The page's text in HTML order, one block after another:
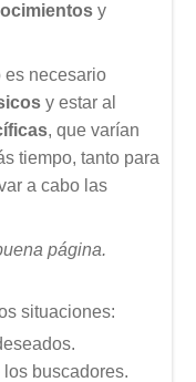
y
es necesario
y estar al
, que varían
tiempo, tanto para
a cabo las
página.
situaciones:
los buscadores.